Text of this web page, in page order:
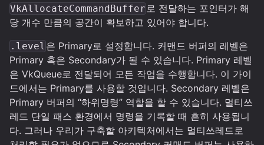
VkAllocateCommandBuffer 로 전달하는 포인터가 해
당 개수 만큼의 공간이 확보하고 있어야 합니다.
.level 은 Primary로 설정합니다. 커맨드 버퍼의 레벨은
Primary 혹은 Secondary가 될 수 있습니다. Primary 레벨
은 VkQueue로 전달되어 모든 작업을 수행합니다. 이 가이
드에서는 Primary를 사용할 것입니다. Secondary 레벨은
Primary 버퍼의 “하위명령” 역할을 할 수 있습니다. 멀티쓰
레드 단일 패스 환경에서 명령을 기록할 때 흔히 사용됩니
다. 그러나 우리가 구축할 아키텍처에서는 멀티쓰레드로